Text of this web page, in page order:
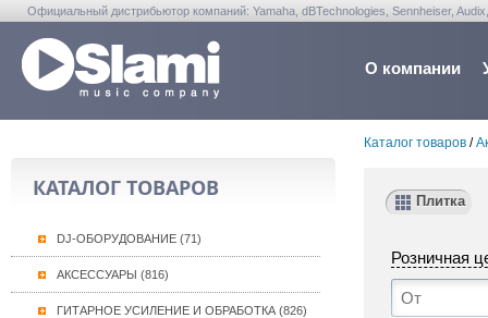
Официальный дистрибьютор компаний: Yamaha, dBTechnologies, Sennheiser,
О компании
КАТАЛОГ ТОВАРОВ
DJ-ОБОРУДОВАНИЕ (71)
АКСЕССУАРЫ (816)
ГИТАРНОЕ УСИЛЕНИЕ И ОБРАБОТКА (826)
Каталог товаров/
Плитка
Розничная